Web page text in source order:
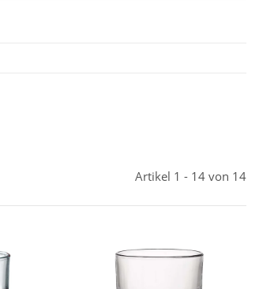
Artikel 1 - 14 von 14